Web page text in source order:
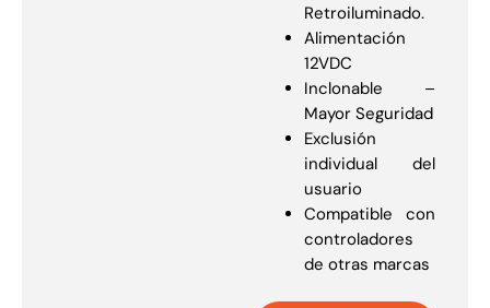
Retroiluminado.
Alimentación
12VDC
Inclonable –
Mayor Seguridad
Exclusión
individual del
usuario
Compatible con
controladores
de otras marcas